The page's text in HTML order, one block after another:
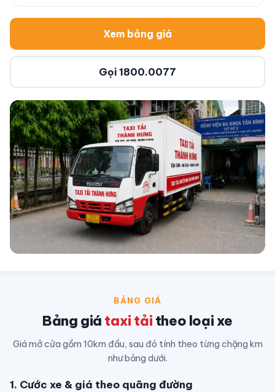
Xem bảng giá
Gọi 1800.0077
BẢNG GIÁ
Bảng giá taxi tải theo loại xe
Giá mở cửa gồm 10km đầu, sau đó tính theo từng chặng km
như bảng dưới.
1. Cước xe & giá theo quãng đường